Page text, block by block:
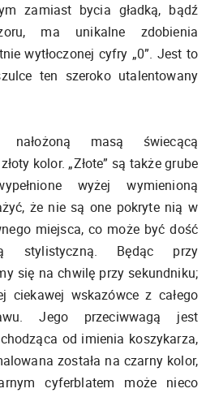
zamiast bycia gładką, bądź
ma unikalne zdobienia
wytłoczonej cyfry „0”. Jest to
ten szeroko utalentowany
masą świecącą
kolor. „Złote” są także grube
wyżej wymienioną
że nie są one pokryte nią w
miejsca, co może być dość
stylistyczną. Będąc przy
się na chwilę przy sekundniku;
ciekawej wskazówce z całego
Jego przeciwwagą jest
od imienia koszykarza,
została na czarny kolor,
cyferblatem może nieco